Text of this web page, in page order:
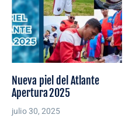
Nueva piel del Atlante
Apertura 2025
julio 30, 2025